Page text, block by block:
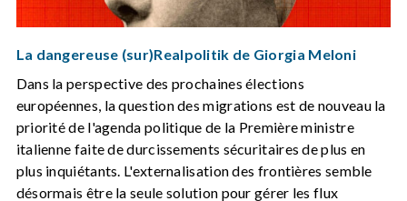
La dangereuse (sur)Realpolitik de Giorgia Meloni
Dans la perspective des prochaines élections
européennes, la question des migrations est de nouveau la
priorité de l'agenda politique de la Première ministre
italienne faite de durcissements sécuritaires de plus en
plus inquiétants. L'externalisation des frontières semble
désormais être la seule solution pour gérer les flux